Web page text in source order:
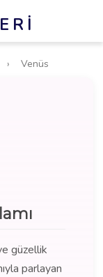
› Venüs
güzellik
parlayan